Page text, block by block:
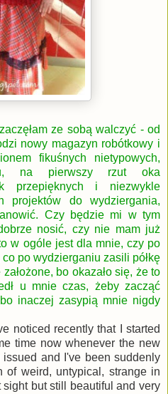
ze sobą walczyć - od
nowy magazyn robótkowy i
fikuśnych nietypowych,
na pierwszy rzut oka
przepięknych i niezwykle
projektów do wydziergania,
Czy będzie mi w tym
nosić, czy nie mam już
w ogóle jest dla mnie, czy po
po wydzierganiu zasili półkę
bo okazało się, że to
u mnie czas, żeby zacząć
inaczej zasypią mnie nigdy
noticed recently that I started
time now whenever the new
and I've been suddenly
of weird, untypical, strange in
but still beautiful and very